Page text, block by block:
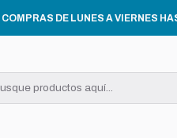
COMPRAS DE LUNES A VIERNES
CATÁLOGO Infortin Kid Kal